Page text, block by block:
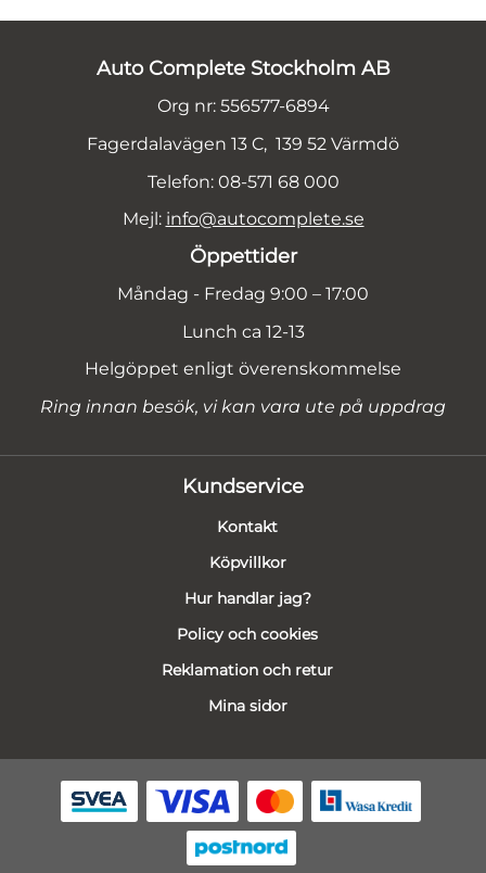
Auto Complete Stockholm AB
Org nr: 556577-6894
Fagerdalavägen 13 C, 139 52 Värmdö
Telefon: 08-571 68 000
Mejl: info@autocomplete.se
Öppettider
Måndag - Fredag 9:00 – 17:00
Lunch ca 12-13
Helgöppet enligt överenskommelse
Ring innan besök, vi kan vara ute på uppdrag
Kundservice
Kontakt
Köpvillkor
Hur handlar jag?
Policy och cookies
Reklamation och retur
Mina sidor